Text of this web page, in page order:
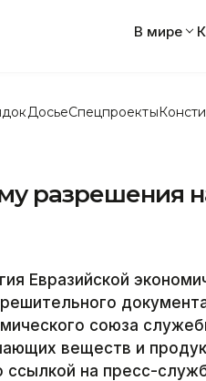
В мире
ДосьеСпецпроекты
разрешения
Евразийской
союза
веществ и
на пресс-